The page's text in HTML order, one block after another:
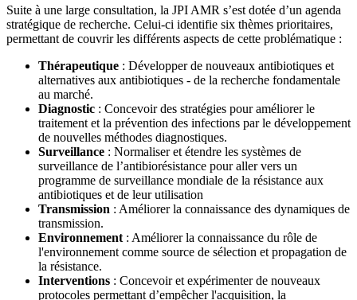
Suite à une large consultation, la JPI AMR s’est dotée d’un agenda
stratégique de recherche. Celui-ci identifie six thèmes prioritaires,
permettant de couvrir les différents aspects de cette problématique :
Thérapeutique : Développer de nouveaux antibiotiques et
alternatives aux antibiotiques - de la recherche fondamentale
au marché.
Diagnostic : Concevoir des stratégies pour améliorer le
traitement et la prévention des infections par le développement
de nouvelles méthodes diagnostiques.
Surveillance : Normaliser et étendre les systèmes de
surveillance de l’antibiorésistance pour aller vers un
programme de surveillance mondiale de la résistance aux
antibiotiques et de leur utilisation
Transmission : Améliorer la connaissance des dynamiques de
transmission.
Environnement : Améliorer la connaissance du rôle de
l'environnement comme source de sélection et propagation de
la résistance.
Interventions : Concevoir et expérimenter de nouveaux
protocoles permettant d’empêcher l'acquisition, la